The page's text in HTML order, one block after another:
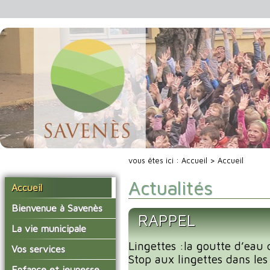
Accueil
Bienvenue à Savenès
Situer Savenès
Savenès en chiffre
L'histoire du village
La vie municipale
Vos élus
Les compte-rendus du
Vos services
La mairie
vous êtes ici : Accueil > Accueil
Actualités
RAPPEL
Lingettes :la goutte
Stop aux lingettes dans